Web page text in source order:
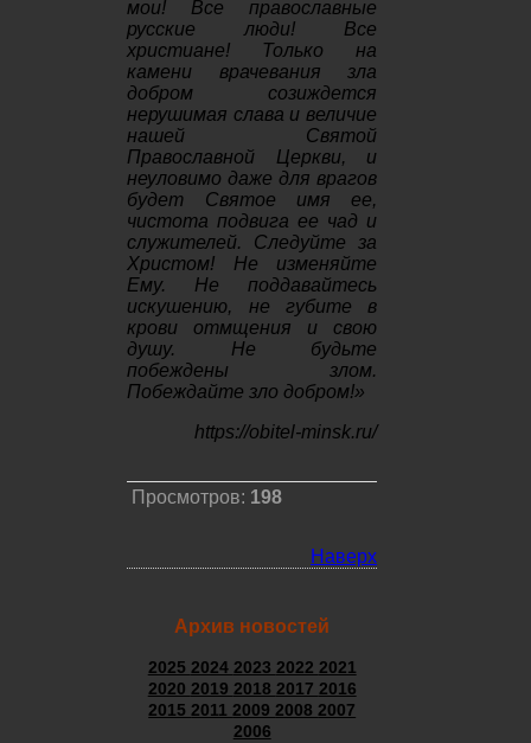
мои! Все православные
русские люди! Все
христиане! Только на
камени врачевания зла
добром созиждется
нерушимая слава и величие
нашей Святой
Православной Церкви, и
неуловимо даже для врагов
будет Святое имя ее,
чистота подвига ее чад и
служителей. Следуйте за
Христом! Не изменяйте
Ему. Не поддавайтесь
искушению, не губите в
крови отмщения и свою
душу. Не будьте
побеждены злом.
Побеждайте зло добром!»
https://obitel-minsk.ru/
Просмотров: 198
Наверх
Архив новостей
2025 2024 2023 2022 2021
2020 2019 2018 2017 2016
2015 2011 2009 2008 2007
2006